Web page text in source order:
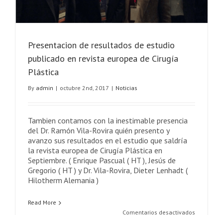
Presentacion de resultados de estudio
publicado en revista europea de Cirugía
Plástica
By admin | octubre 2nd, 2017 | Noticias
Tambien contamos con la inestimable presencia
del Dr. Ramón Vila-Rovira quién presento y
avanzo sus resultados en el estudio que saldría
la revista europea de Cirugía Plástica en
Septiembre. ( Enrique Pascual ( HT ), Jesús de
Gregorio ( HT ) y Dr. Vila-Rovira, Dieter Lenhadt (
Hilotherm Alemania )
Read More
Comentarios desactivados